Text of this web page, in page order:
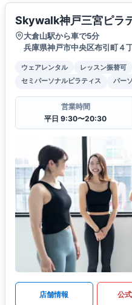
Skywalk神戸三宮ピラ
大倉山駅から車で5分
兵庫県神戸市中央区布引町４
ウェアレンタル レッスン振替可
セミパーソナルピラティス
パー
営業時間
平日 9:30〜20:30
店舗情報 公